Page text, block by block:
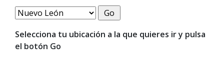
Selecciona tu ubicación a la que quieres ir y pulsa
el botón Go